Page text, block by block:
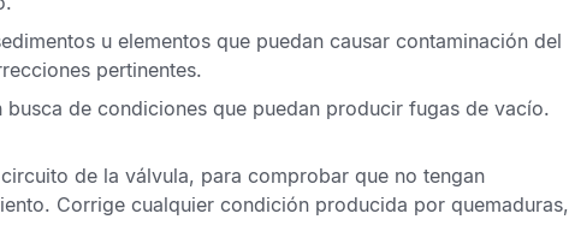
u elementos que puedan causar contaminación del
pertinentes.
busca de condiciones que puedan producir fugas de vacío.
de la válvula, para comprobar que no tengan
Corrige cualquier condición producida por quemaduras,